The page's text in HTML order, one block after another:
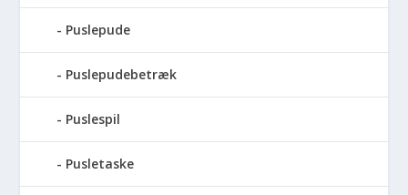
Puslepude
Puslepudebetræk
Puslespil
Pusletaske